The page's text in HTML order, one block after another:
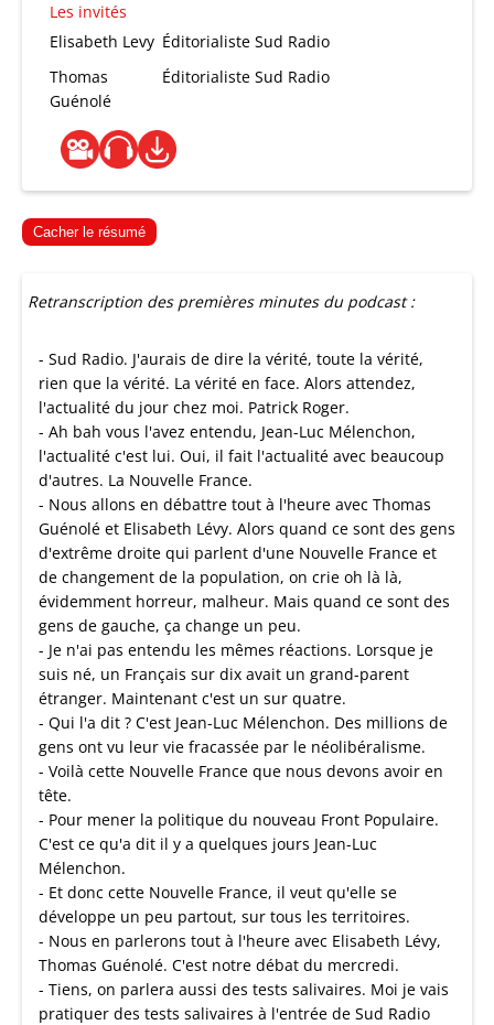
Les invités
Elisabeth Levy Éditorialiste Sud Radio
Thomas
Guénolé
Éditorialiste Sud Radio
Cacher le résumé
Retranscription des premières minutes du podcast :
- Sud Radio. J'aurais de dire la vérité, toute la vérité,
rien que la vérité. La vérité en face. Alors attendez,
l'actualité du jour chez moi. Patrick Roger.
- Ah bah vous l'avez entendu, Jean-Luc Mélenchon,
l'actualité c'est lui. Oui, il fait l'actualité avec beaucoup
d'autres. La Nouvelle France.
- Nous allons en débattre tout à l'heure avec Thomas
Guénolé et Elisabeth Lévy. Alors quand ce sont des gens
d'extrême droite qui parlent d'une Nouvelle France et
de changement de la population, on crie oh là là,
évidemment horreur, malheur. Mais quand ce sont des
gens de gauche, ça change un peu.
- Je n'ai pas entendu les mêmes réactions. Lorsque je
suis né, un Français sur dix avait un grand-parent
étranger. Maintenant c'est un sur quatre.
- Qui l'a dit ? C'est Jean-Luc Mélenchon. Des millions de
gens ont vu leur vie fracassée par le néolibéralisme.
- Voilà cette Nouvelle France que nous devons avoir en
tête.
- Pour mener la politique du nouveau Front Populaire.
C'est ce qu'a dit il y a quelques jours Jean-Luc
Mélenchon.
- Et donc cette Nouvelle France, il veut qu'elle se
développe un peu partout, sur tous les territoires.
- Nous en parlerons tout à l'heure avec Elisabeth Lévy,
Thomas Guénolé. C'est notre débat du mercredi.
- Tiens, on parlera aussi des tests salivaires. Moi je vais
pratiquer des tests salivaires à l'entrée de Sud Radio